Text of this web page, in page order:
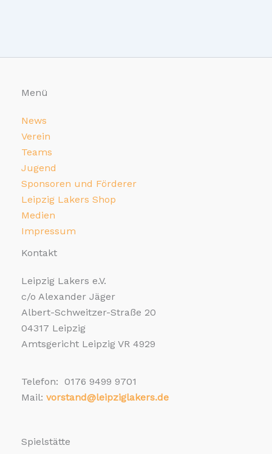
Menü
News
Verein
Teams
Jugend
Sponsoren und Förderer
Leipzig Lakers Shop
Medien
Impressum
Kontakt
Leipzig Lakers e.V.
c/o Alexander Jäger
Albert-Schweitzer-Straße 20
04317 Leipzig
Amtsgericht Leipzig VR 4929
Telefon: 0176 9499 9701
Mail: vorstand@leipziglakers.de
Spielstätte